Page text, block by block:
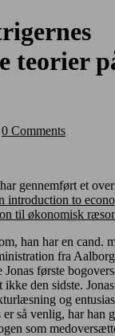
teorier
0 Comments
gennemført et
introduction to
til økonomisk
han har en cand.
fra
Jonas første
den sidste.
og
så venlig, har han
som